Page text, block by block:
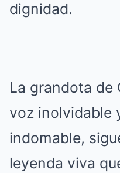
dignidad.
La grandota de
voz inolvidable
indomable,
leyenda viva